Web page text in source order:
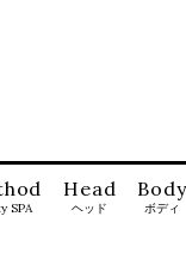
SPA
Head
ヘッド
Body
ボディ